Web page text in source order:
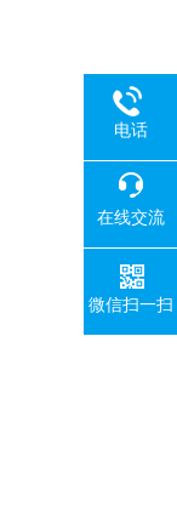
电话
在线交流
微信扫一扫